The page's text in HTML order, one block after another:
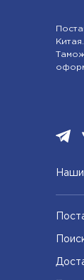
Наши